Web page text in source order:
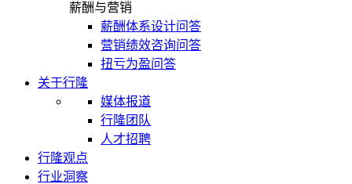
薪酬与营销
薪酬体系设计问答
营销绩效咨询问答
扭亏为盈问答
关于行隆
媒体报道
行隆团队
人才招聘
行隆观点
行业洞察